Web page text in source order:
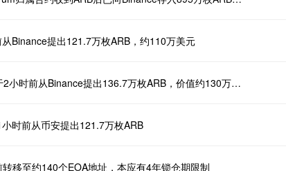
Binance提出121.7万枚ARB，约110万美元
数据：Offchain Labs于2小时前从Binance提出136.7万枚ARB，价值约130万美元
时前从币安提出121.7万枚ARB
移至约140个EOA地址，本应有4年锁仓期限制